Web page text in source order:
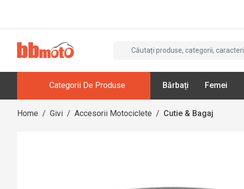
Categorii De Produse Bărbați Femei
Home / Givi / Accesorii Motociclete / Cutie & Bagaj